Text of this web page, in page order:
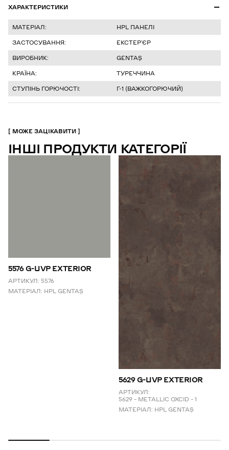
ХАРАКТЕРИСТИКИ
МАТЕРІАЛ:
HPL ПАНЕЛІ
ЗАСТОСУВАННЯ:
ЕКСТЕРʼЄР
ВИРОБНИК:
GENTAŞ
КРАЇНА:
ТУРЕЧЧИНА
СТУПІНЬ ГОРЮЧОСТІ:
Г-1 (ВАЖКОГОРЮЧИЙ)
МОЖЕ ЗАЦІКАВИТИ
ІНШІ ПРОДУКТИ КАТЕГОРІЇ
5576 G-UVP EXTERIOR
АРТИКУЛ: 5576
МАТЕРІАЛ: HPL GENTAŞ
5629 G-UVP EXTERIOR
АРТИКУЛ:
5629 – METALLIC OXCID – 1
МАТЕРІАЛ: HPL GENTAŞ